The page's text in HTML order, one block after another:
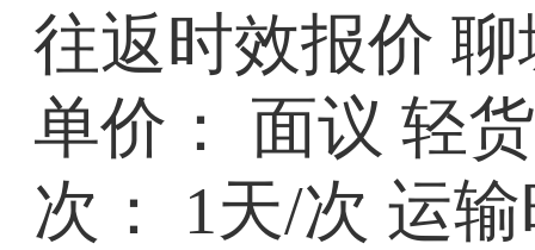
往返时效报价
单价： 面议 轻
次： 1天/次 运